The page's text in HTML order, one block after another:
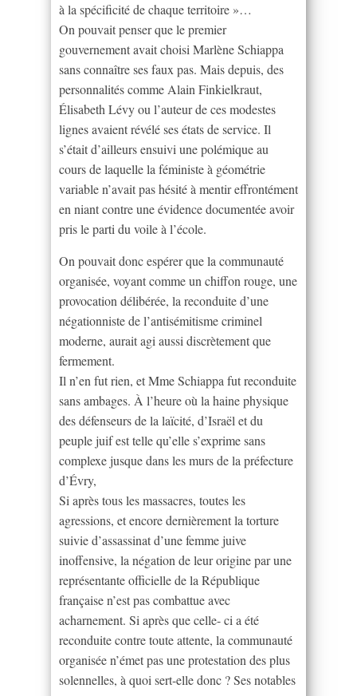
à la spécificité de chaque territoire »…
On pouvait penser que le premier
gouvernement avait choisi Marlène Schiappa
sans connaître ses faux pas. Mais depuis, des
personnalités comme Alain Finkielkraut,
Élisabeth Lévy ou l’auteur de ces modestes
lignes avaient révélé ses états de service. Il
s’était d’ailleurs ensuivi une polémique au
cours de laquelle la féministe à géométrie
variable n’avait pas hésité à mentir effrontément
en niant contre une évidence documentée avoir
pris le parti du voile à l’école.
On pouvait donc espérer que la communauté
organisée, voyant comme un chiffon rouge, une
provocation délibérée, la reconduite d’une
négationniste de l’antisémitisme criminel
moderne, aurait agi aussi discrètement que
fermement.
Il n’en fut rien, et Mme Schiappa fut reconduite
sans ambages. À l’heure où la haine physique
des défenseurs de la laïcité, d’Israël et du
peuple juif est telle qu’elle s’exprime sans
complexe jusque dans les murs de la préfecture
d’Évry,
Si après tous les massacres, toutes les
agressions, et encore dernièrement la torture
suivie d’assassinat d’une femme juive
inoffensive, la négation de leur origine par une
représentante officielle de la République
française n’est pas combattue avec
acharnement. Si après que celle- ci a été
reconduite contre toute attente, la communauté
organisée n’émet pas une protestation des plus
solennelles, à quoi sert-elle donc ? Ses notables